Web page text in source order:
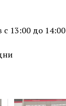
13:00 до 14:00